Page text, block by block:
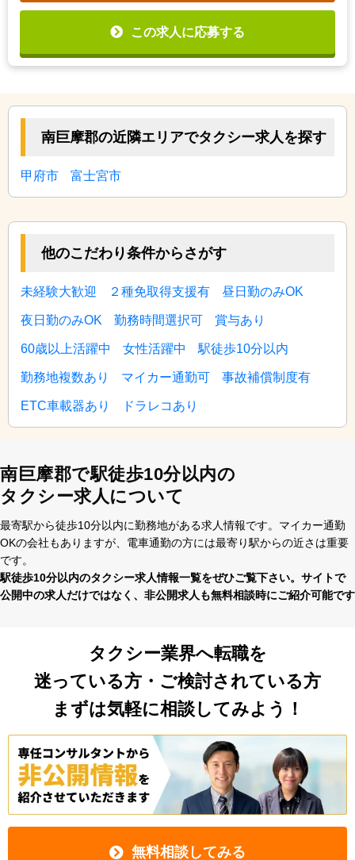
この求人に応募する
南巨摩郡の近隣エリアでタクシー求人を探す
甲府市 富士宮市
他のこだわり条件からさがす
未経験大歓迎 ２種免取得支援有 昼日勤のみOK
夜日勤のみOK 勤務時間選択可 賞与あり
60歳以上活躍中 女性活躍中 駅徒歩10分以内
勤務地複数あり マイカー通勤可 事故補償制度有
ETC車載器あり ドラレコあり
南巨摩郡で駅徒歩10分以内の
タクシー求人について
最寄駅から徒歩10分以内に勤務地がある求⼈情報です。マイカー通勤
OKの会社もありますが、電⾞通勤の⽅には最寄り駅からの近さは重要
です。
駅徒歩10分以内のタクシー求⼈情報⼀覧をぜひご覧下さい。サイトで
公開中の求⼈だけではなく、⾮公開求⼈も無料相談時にご紹介可能です
タクシー業界へ転職を
迷っている方・ご検討されている方
まずは気軽に相談してみよう！
無料相談してみる